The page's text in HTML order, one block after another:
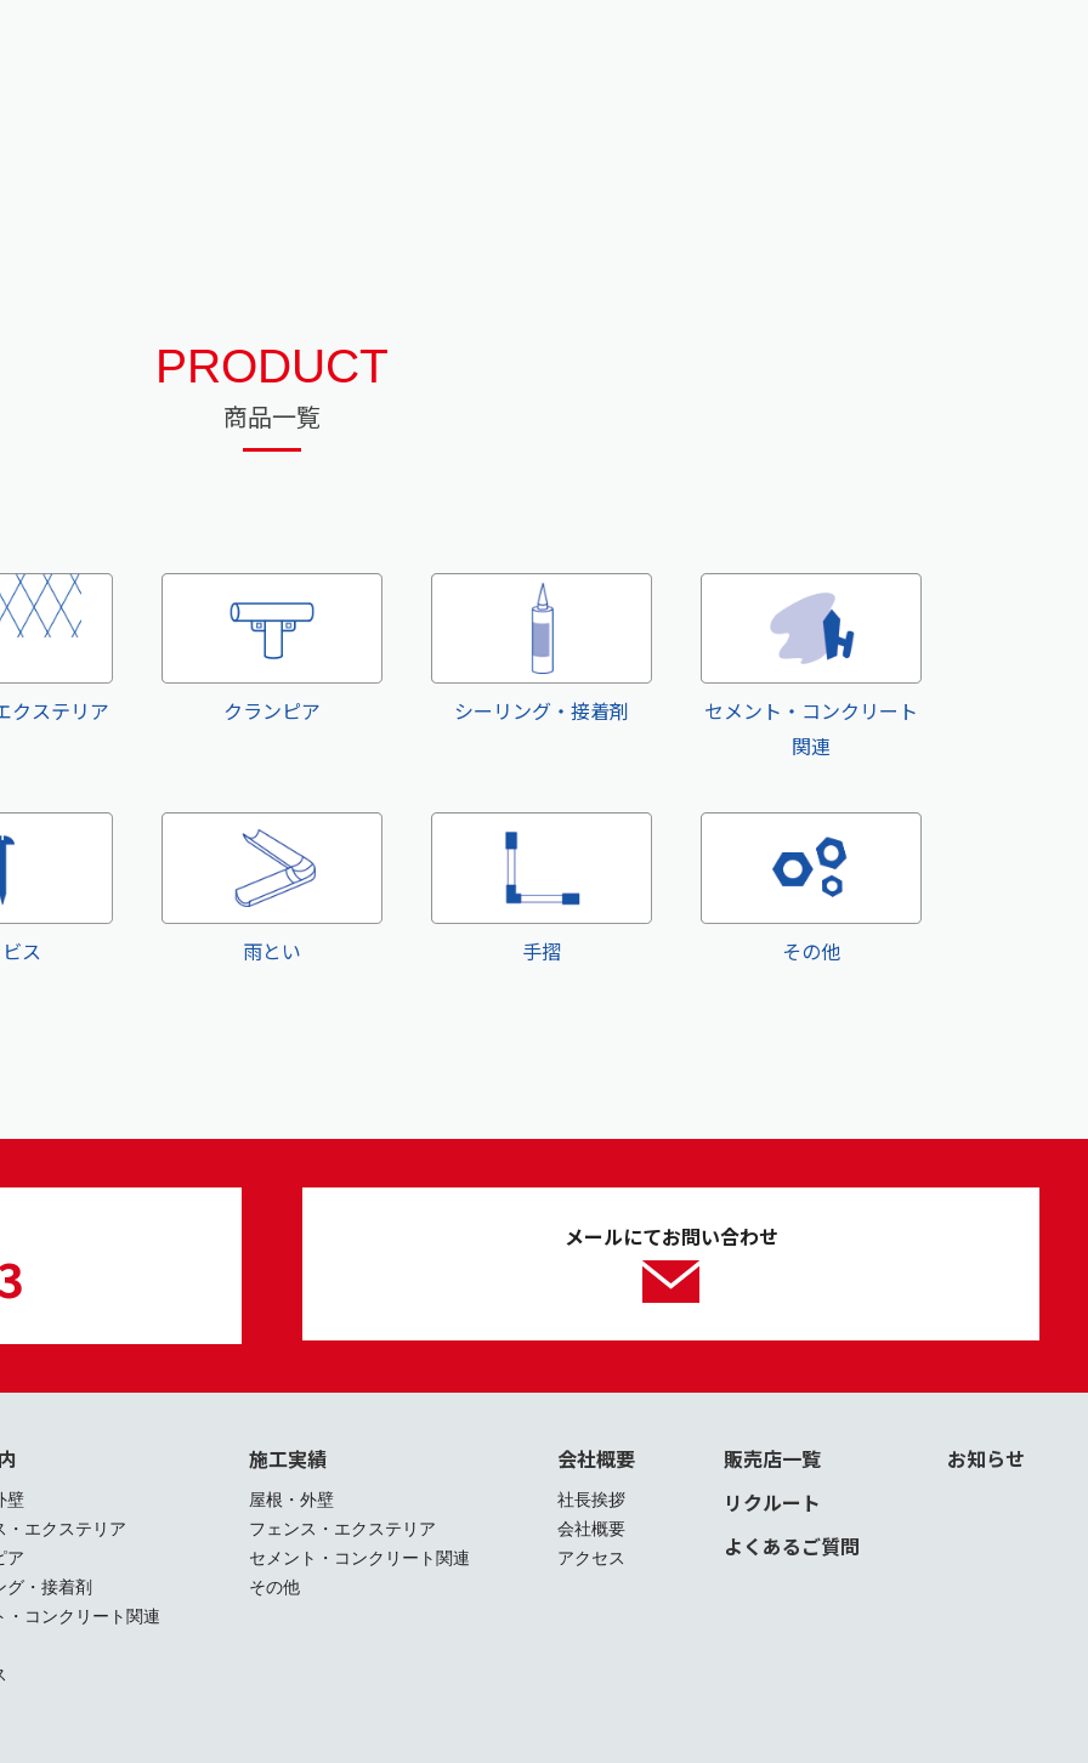
PRODUCT
商品一覧
クステリア クランピア シーリング・接着剤
セメント・コンクリート
関連
ス 雨とい 手摺 その他
メールにてお問い合わせ
壁
・エクステリア
ア
グ・接着剤
・コンクリート関連
施工実績
屋根・外壁
フェンス・エクステリア
セメント・コンクリート関連
その他
会社概要
社長挨拶
会社概要
アクセス
販売店一覧
リクルート
よくあるご質問
お知らせ